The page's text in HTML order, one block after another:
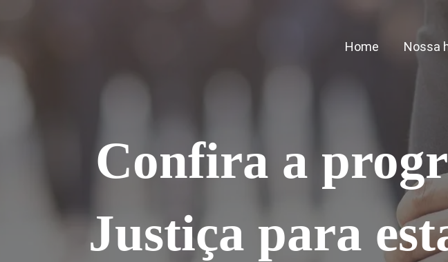
conteúdo
Home Nossa
Confira a
Justiça para